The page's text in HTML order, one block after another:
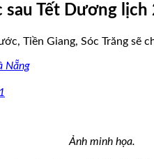
Tết Dương lịch
Tiền Giang, Sóc Trăng
Nẵng
Ảnh minh họa.